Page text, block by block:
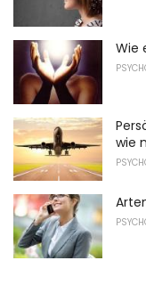
Wie
wie